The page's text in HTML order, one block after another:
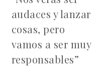
audaces y lanzar
cosas, pero
vamos a ser muy
responsables”